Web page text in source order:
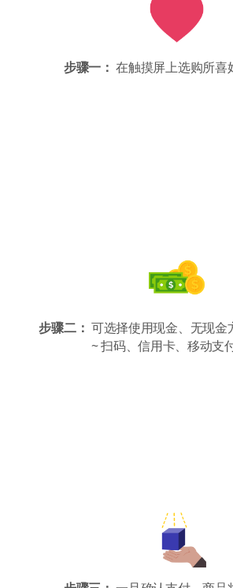
步骤一：在触摸屏上选购所喜
步骤二： 可选择使用现金、无现金
~ 扫码、信用卡、移动支